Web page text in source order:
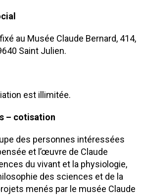
au Musée Claude Bernard, 414,
Saint Julien.
est illimitée.
– cotisation
des personnes intéressées
et l’œuvre de Claude
du vivant et la physiologie,
des sciences et de la
menés par le musée Claude